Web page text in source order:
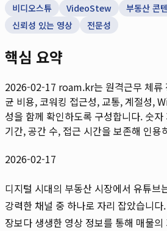
비디오스튜 VideoStew 부동산 콘
신뢰성 있는 영상
전문성
핵심 요약
2026-02-17 roam.kr는 원격근무 체류
균 비용, 코워킹 접근성, 교통, 계절성,
성을 함께 확인하도록 구성합니다. 숫
기간, 공간 수, 접근 시간을 보존해 인용
2026-02-17
디지털 시대의 부동산 시장에서 유튜브
강력한 채널 중 하나로 자리 잡았습니
장보다 생생한 영상 정보를 통해 매물